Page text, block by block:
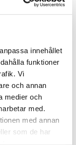
innehållet
funktioner
Vi
och annan
medier och
med.
med annan
som de har
varianter